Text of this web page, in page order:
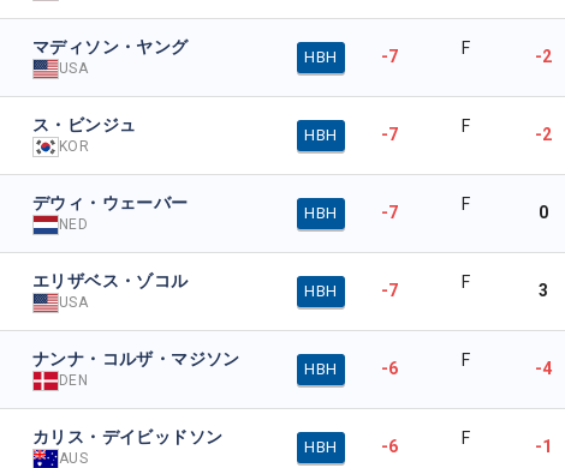
マディソン・ヤング
USA
HBH -7 F -2
ス・ビンジュ
KOR
HBH -7 F -2
デウィ・ウェーバー
NED
HBH -7 F 0
エリザベス・ゾコル
USA
HBH -7 F 3
ナンナ・コルザ・マジソン
DEN
HBH -6 F -4
カリス・デイビッドソン
AUS
HBH -6 F -1